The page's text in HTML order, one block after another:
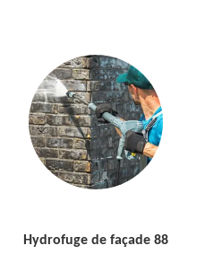
Hydrofuge de façade 88